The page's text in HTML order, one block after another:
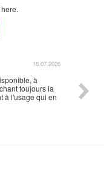
18.07.2026
à
toujours la
à l'usage qui en